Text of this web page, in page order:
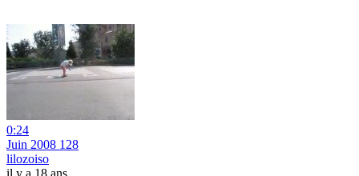
0:24
Juin 2008 128
lilozoiso